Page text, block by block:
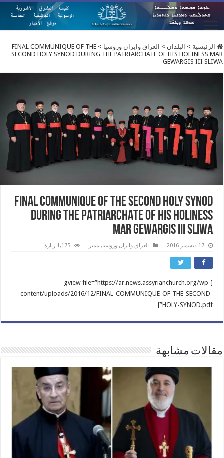
الرئيسية > البلدان > العراق وايران وروسيا >
FINAL COMMUNIQUE OF THE
SECOND HOLY SYNOD DURING THE PATRIARCHATE OF HIS HOLINESS MAR
GEWARGIS III SLIWA
FINAL COMMUNIQUE OF THE SECOND HOLY SYNOD
DURING THE PATRIARCHATE OF HIS HOLINESS
MAR GEWARGIS III SLIWA
17 ديسمبر 2016 العراق وايران وروسيا, مميز 1,175 زيارة
[gview file=”https://ar.news.assyrianchurch.org/wp-
content/uploads/2016/12/FINAL-COMMUNIQUE-OF-THE-SECOND-
HOLY-SYNOD.pdf”]
مقالات مشابهة